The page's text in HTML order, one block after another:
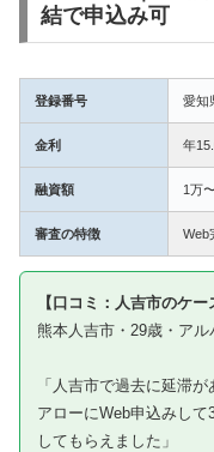
結で申込み可
登録番号 愛知
金利 年
融資額 1万
審査の特徴 Web
【口コミ：人吉市のケー
熊本人吉市・29歳・アル
「人吉市で過去に延滞
アローにWeb申込みし
してもらえました」